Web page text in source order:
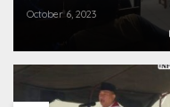
October 6, 2023